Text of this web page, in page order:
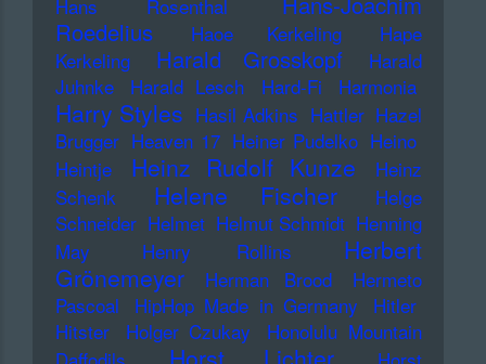
Hans Rosenthal
Roedelius
Haoe Kerkeling
Hape
Kerkeling
Harald Grosskopf
Harald
Juhnke
Harald Lesch Hard-Fi Harmonia
Harry Styles Hasil Adkins Hattler Hazel
Brugger Heaven 17 Heiner Pudelko Heino
Heintje
Heinz Rudolf Kunze
Heinz
Schenk
Helene Fischer
Helge
Schneider Helmet Helmut Schmidt Henning
May
Henry Rollins
Herbert
Grönemeyer
Herman Brood
Hermeto
Pascoal
HipHop Made in Germany
Hitler
Hitster
Holger Czukay
Honolulu Mountain